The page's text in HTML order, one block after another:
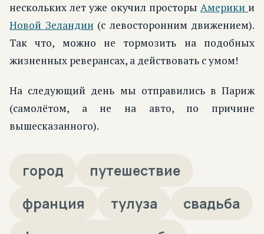
нескольких лет уже окучил просторы Америки и
Новой Зеландии (с левосторонним движением).
Так что, можно не тормозить на подобных
жизненных реверансах, а действовать с умом!
На следующий день мы отправились в Париж
(самолётом, а не на авто, по причине
вышесказанного).
город
путешествие
франция
тулуза
свадьба